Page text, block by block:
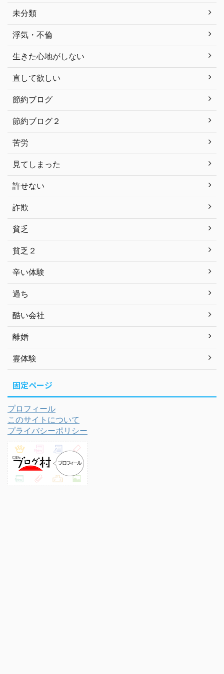
未分類
浮気・不倫
生きた心地がしない
直して欲しい
節約ブログ
節約ブログ２
苦労
見てしまった
許せない
詐欺
貧乏
貧乏２
辛い体験
過ち
酷い会社
離婚
霊体験
固定ページ
プロフィール
このサイトについて
プライバシーポリシー